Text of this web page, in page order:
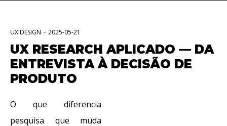
UX DESIGN - 2025-05-21
UX RESEARCH APLICADO — DA
ENTREVISTA À DECISÃO DE
PRODUTO
O que diferencia
pesquisa que muda